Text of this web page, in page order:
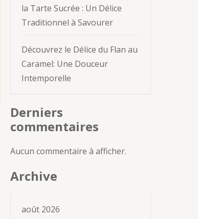
la Tarte Sucrée : Un Délice
Traditionnel à Savourer
Découvrez le Délice du Flan au
Caramel: Une Douceur
Intemporelle
Derniers
commentaires
Aucun commentaire à afficher.
Archive
août 2026